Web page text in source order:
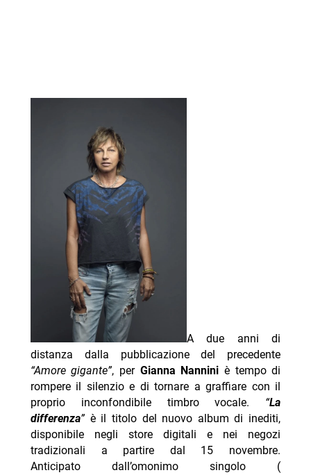
A due anni di
distanza dalla pubblicazione del precedente
“Amore gigante”, per Gianna Nannini è tempo di
rompere il silenzio e di tornare a graffiare con il
proprio inconfondibile timbro vocale. “La
differenza”è il titolo del nuovo album di inediti,
disponibile negli store digitali e nei negozi
tradizionali a partire dal 15 novembre.
Anticipato dall’omonimo singolo (